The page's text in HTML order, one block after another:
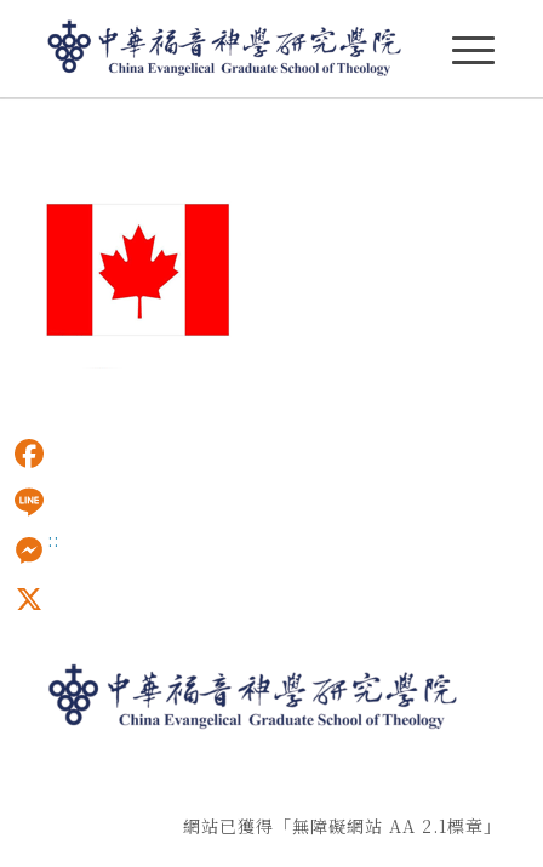
:::
網站已獲得「無障礙網站 AA 2.1標章」
Facebook
Line
Messenger